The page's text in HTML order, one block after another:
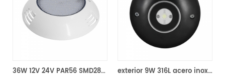
36W 12V 24V PAR56 SMD2835 Luz de piscina LED
exterior 9W 316L acero inoxidable IP68 marina 12V24V LED piscina luz
20W